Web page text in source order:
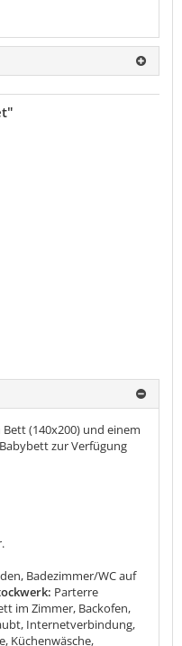
(140x200) und einem
zur Verfügung
Badezimmer/WC auf
Parterre
im Zimmer, Backofen,
Internetverbindung,
Küchenwäsche,